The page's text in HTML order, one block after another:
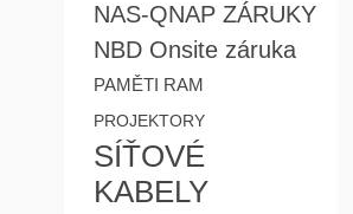
NAS-QNAP ZÁRUKY
NBD Onsite záruka
PAMĚTI RAM
PROJEKTORY
SÍŤOVÉ
KABELY